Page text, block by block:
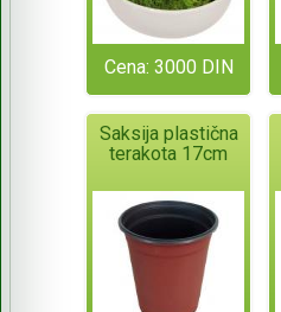
Cena: 3000 DIN
Saksija plastična
terakota 17cm